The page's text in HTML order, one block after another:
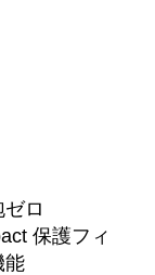
ロ
保護フィ
能